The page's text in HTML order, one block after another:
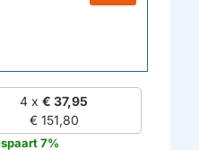
4 x€ 37,95
€ 151,80
7%